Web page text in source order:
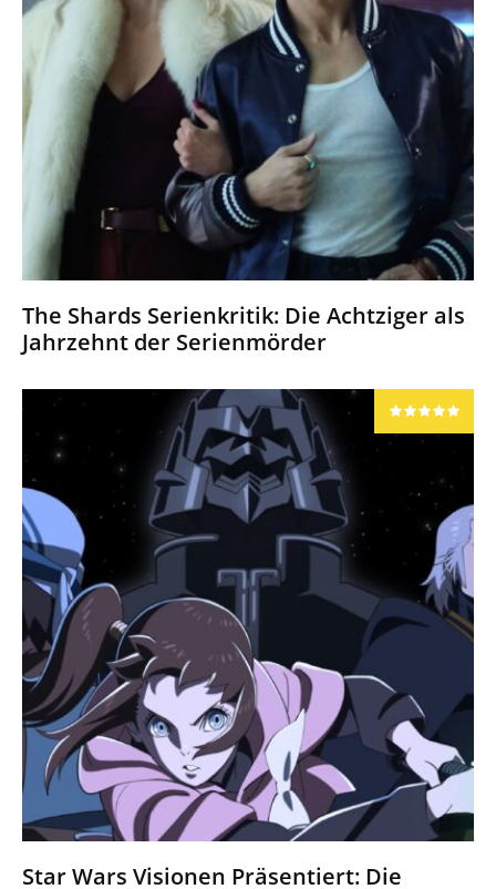
The Shards Serienkritik: Die Achtziger als
Jahrzehnt der Serienmörder
Star Wars Visionen Präsentiert: Die